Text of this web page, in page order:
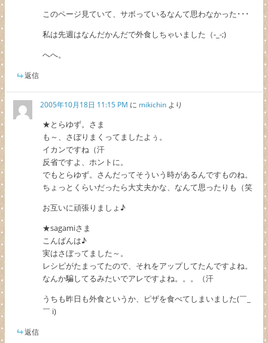
このページ見ていて、サボっているなんて思わなかった･･･
私は先週はなんだかんだで外食しちゃいました（-_-;)
へへ。
返信
2005年10月18日 11:15 PM に mikichin より
★とらゆず。さま
も～、さぼりまくってましたよぅ。
イカンですね（汗
反省ですよ、ホントに。
でもとらゆず。さんだってそういう時があるんですものね。
ちょっとくらいだったら大丈夫かな、なんて思ったりも（笑
お互いに頑張りましょ♪
★sagamiさま
こんばんは♪
実はさぼってました～。
レシピがたまってたので、それをアップしてたんですよね。
なんか騙してるみたいでアレですよね。。。（汗
うちも昨日も外食というか、ピザを食べてしまいました(￣_
￣ i)
返信